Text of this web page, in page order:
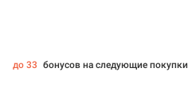
до 33 бонусов на следующие покупки